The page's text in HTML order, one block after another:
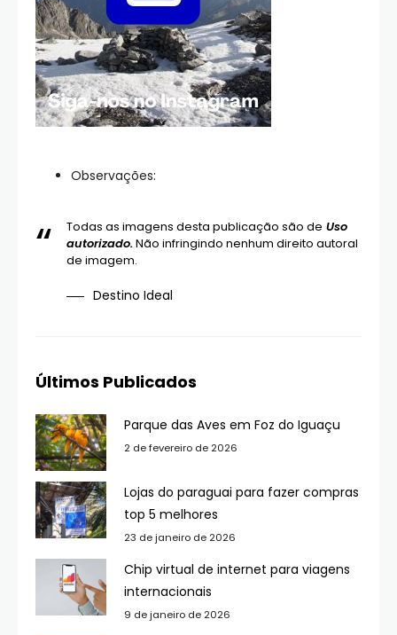
Observações:
Todas as imagens desta publicação são de Uso
autorizado.Não infringindo nenhum direito autoral
de imagem.
Destino Ideal
Últimos Publicados
Parque das Aves em Foz do Iguaçu
2 de fevereiro de 2026
Lojas do paraguai para fazer compras
top 5 melhores
23 de janeiro de 2026
Chip virtual de internet para viagens
internacionais
9 de janeiro de 2026